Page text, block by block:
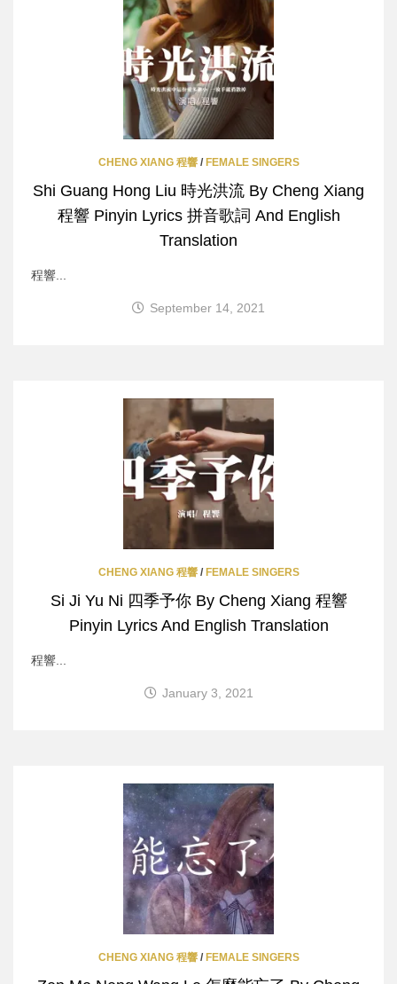
CHENG XIANG 程響/ FEMALE SINGERS
Shi Guang Hong Liu 時光洪流 By Cheng Xiang
程響 Pinyin Lyrics 拼音歌詞 And English
Translation
程響...
September 14, 2021
CHENG XIANG 程響/ FEMALE SINGERS
Si Ji Yu Ni 四季予你 By Cheng Xiang 程響
Pinyin Lyrics And English Translation
程響...
January 3, 2021
CHENG XIANG 程響/ FEMALE SINGERS